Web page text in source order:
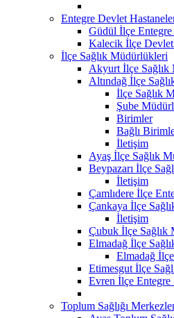
Entegre Devlet
Güdül İlçe Entegre
Kalecik İlçe Devlet
İlçe Sağlık Müdürlükleri
Akyurt İlçe Sağlık
Altındağ İlçe
İlçe Sağlık
Şube
Birimler
Bağlı
İletişim
Ayaş İlçe Sağlık
Beypazarı İlçe
İletişim
Çamlıdere İlçe
Çankaya İlçe
İletişim
Çubuk İlçe Sağlık
Elmadağ İlçe
Elmadağ
Etimesgut İlçe
Evren İlçe Entegre
Toplum Sağlığı